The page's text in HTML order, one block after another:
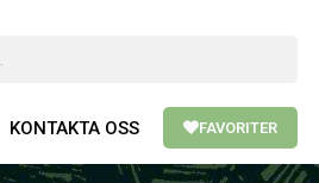
KONTAKTA OSS FAVORITER